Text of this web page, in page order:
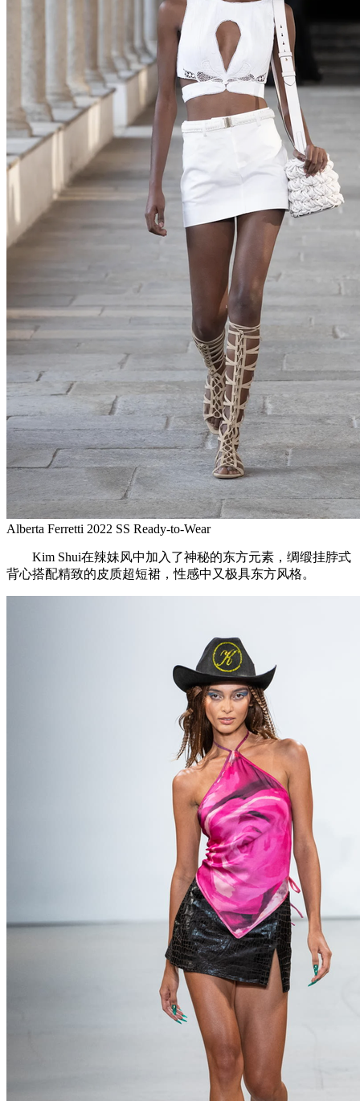
Alberta Ferretti 2022 SS Ready-to-Wear
Kim Shui在辣妹风中加入了神秘的东方元素，绸缎挂脖式
背心搭配精致的皮质超短裙，性感中又极具东方风格。